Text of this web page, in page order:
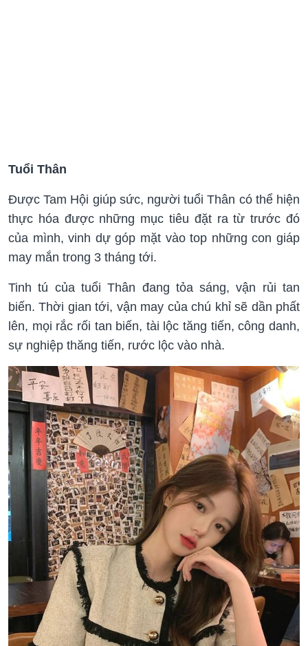
Tuổi Thân
Được Tam Hội giúp sức, người tuổi Thân có thể hiện
thực hóa được những mục tiêu đặt ra từ trước đó
của mình, vinh dự góp mặt vào top những con giáp
may mắn trong 3 tháng tới.
Tinh tú của tuổi Thân đang tỏa sáng, vận rủi tan
biến. Thời gian tới, vận may của chú khỉ sẽ dần phất
lên, mọi rắc rối tan biến, tài lộc tăng tiến, công danh,
sự nghiệp thăng tiến, rước lộc vào nhà.